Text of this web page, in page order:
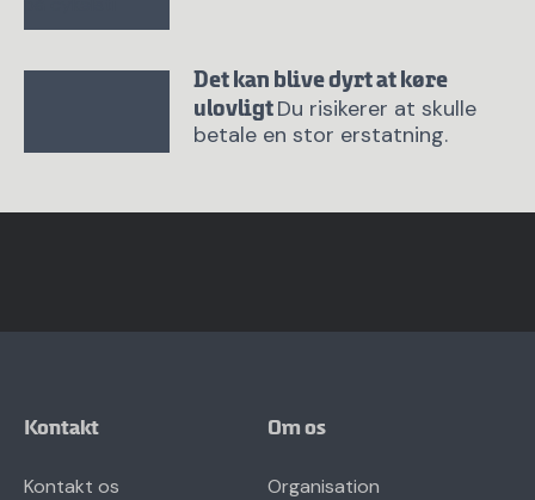
Det kan blive dyrt at køre
ulovligtDu risikerer at skulle
betale en stor erstatning.
Kontakt
Kontakt os
Om os
Organisation